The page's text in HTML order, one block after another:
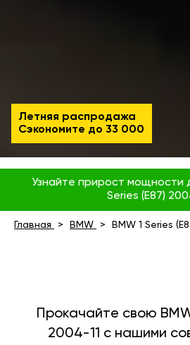
Летняя распродажа
Сэкономите до 33 000
Узнайте прирост мощности
Series (E87)
Главная BMW BMW 1 Series
Прокачайте свою
2004-11 с нашими